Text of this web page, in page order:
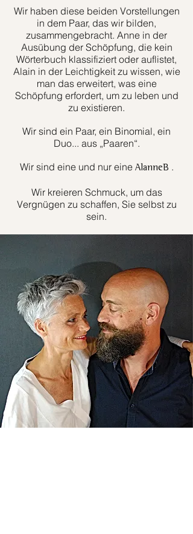
Wir haben diese beiden Vorstellungen
in dem Paar, das wir bilden,
zusammengebracht. Anne in der
Ausübung der Schöpfung, die kein
Wörterbuch klassifiziert oder auflistet,
Alain in der Leichtigkeit zu wissen, wie
man das erweitert, was eine
Schöpfung erfordert, um zu leben und
zu existieren.
Wir sind ein Paar, ein Binomial, ein
Duo... aus „Paaren“.
Wir sind eine und nur eine AlanneB .
Wir kreieren Schmuck, um das
Vergnügen zu schaffen, Sie selbst zu
sein.